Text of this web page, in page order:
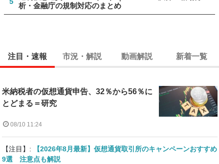
析・金融庁の規制対応のまとめ
注目・速報 市況・解説 動画解説 新着一覧
米納税者の仮想通貨申告、32％から56％に
とどまる＝研究
08/10 11:24
【注目】:
【2026年8月最新】仮想通貨取引所のキャンペーンおすすめ
9選 注意点も解説